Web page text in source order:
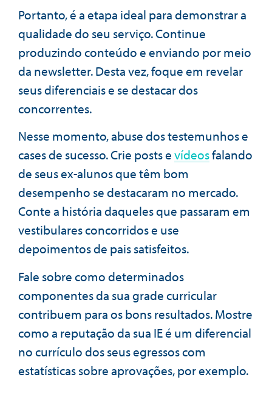
Portanto, é a etapa ideal para demonstrar a
qualidade do seu serviço. Continue
produzindo conteúdo e enviando por meio
da newsletter. Desta vez, foque em revelar
seus diferenciais e se destacar dos
concorrentes.
Nesse momento, abuse dos testemunhos e
cases de sucesso. Crie posts evídeosfalando
de seus ex-alunos que têm bom
desempenho se destacaram no mercado.
Conte a história daqueles que passaram em
vestibulares concorridos e use
depoimentos de pais satisfeitos.
Fale sobre como determinados
componentes da sua grade curricular
contribuem para os bons resultados. Mostre
como a reputação da sua IE é um diferencial
no currículo dos seus egressos com
estatísticas sobre aprovações, por exemplo.